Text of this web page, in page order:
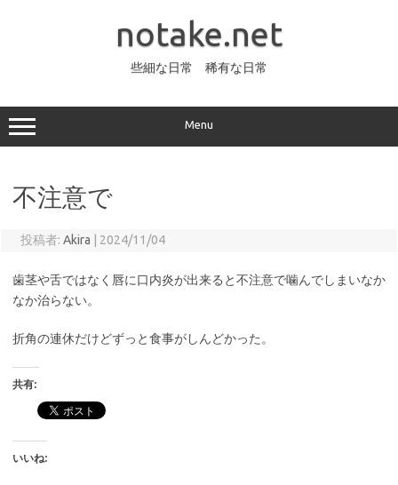
ッ
プ
notake.net
些細な日常 稀有な日常
Menu
不注意で
投稿者: Akira 2024/11/04
歯茎や舌ではなく唇に口内炎が出来ると不注意で噛んでしまいなか
なか治らない。
折角の連休だけどずっと食事がしんどかった。
共有:
いいね: